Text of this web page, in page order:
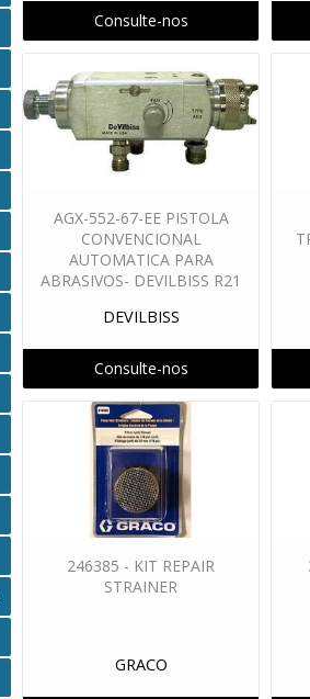
Consulte-nos
AGX-552-67-EE PISTOLA
CONVENCIONAL
AUTOMATICA PARA
ABRASIVOS- DEVILBISS R21
DEVILBISS
Consulte-nos
246385 - KIT REPAIR
STRAINER
GRACO